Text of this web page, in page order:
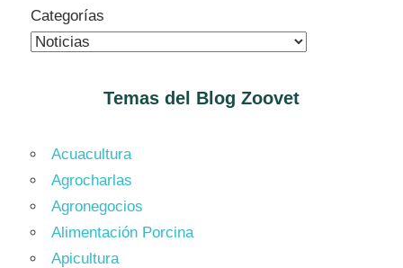
Categorías
Temas del Blog Zoovet
Acuacultura
Agrocharlas
Agronegocios
Alimentación Porcina
Apicultura